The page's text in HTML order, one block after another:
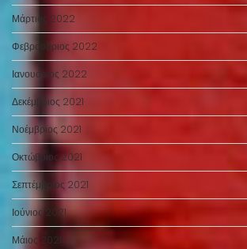
Μάρτιος 2022
Φεβρουάριος 2022
Ιανουάριος 2022
Δεκέμβριος 2021
Νοέμβριος 2021
Οκτώβριος 2021
Σεπτέμβριος 2021
Ιούνιος 2021
Μάιος 2021